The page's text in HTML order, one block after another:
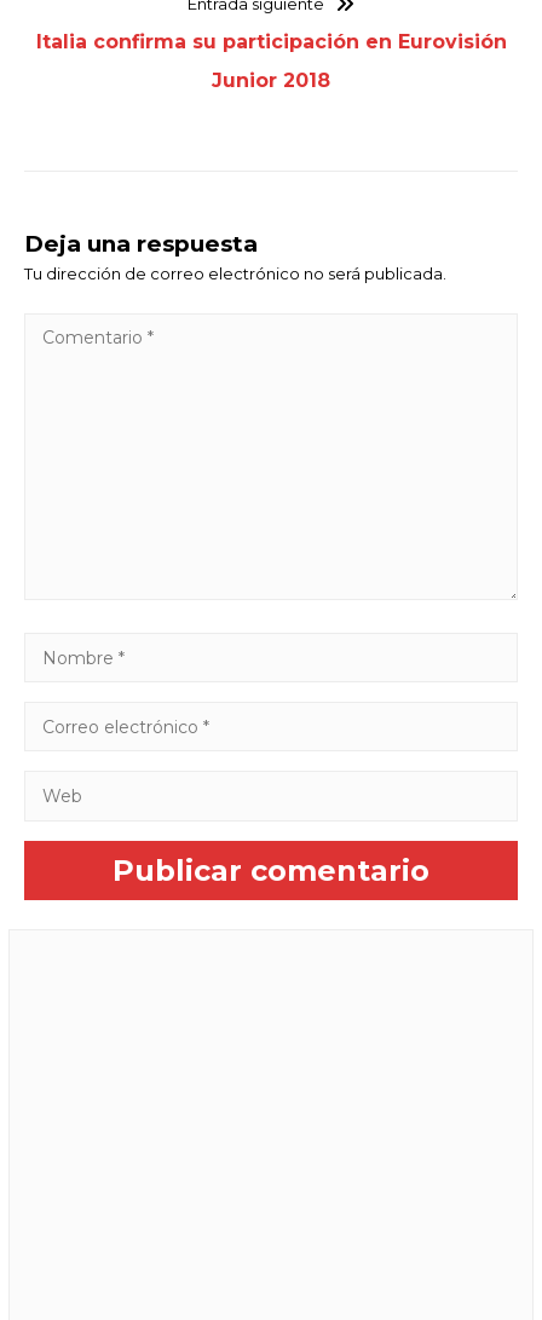
Entrada siguiente
Italia confirma su participación en Eurovisión
Junior 2018
Deja una respuesta
Tu dirección de correo electrónico no será publicada.